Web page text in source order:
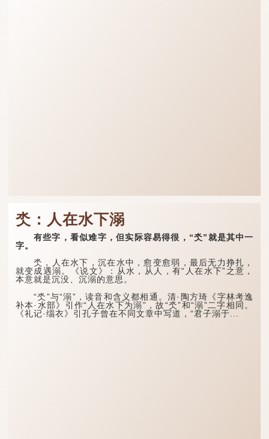
氼：人在水下溺
有些字，看似难字，但实际容易得很，“氼”就是其中一
字。
氼，人在水下，沉在水中，愈变愈弱，最后无力挣扎，
就变成遇溺。《说文》：从水，从人，有“人在水下”之意，
本意就是沉没、沉溺的意思。
“氼”与“溺”，读音和含义都相通。清·陶方琦《字林考逸
补本·水部》引作“人在水下为溺”，故“氼”和“溺”二字相同。
《礼记·缁衣》引孔子曾在不同文章中写道，“君子溺于...